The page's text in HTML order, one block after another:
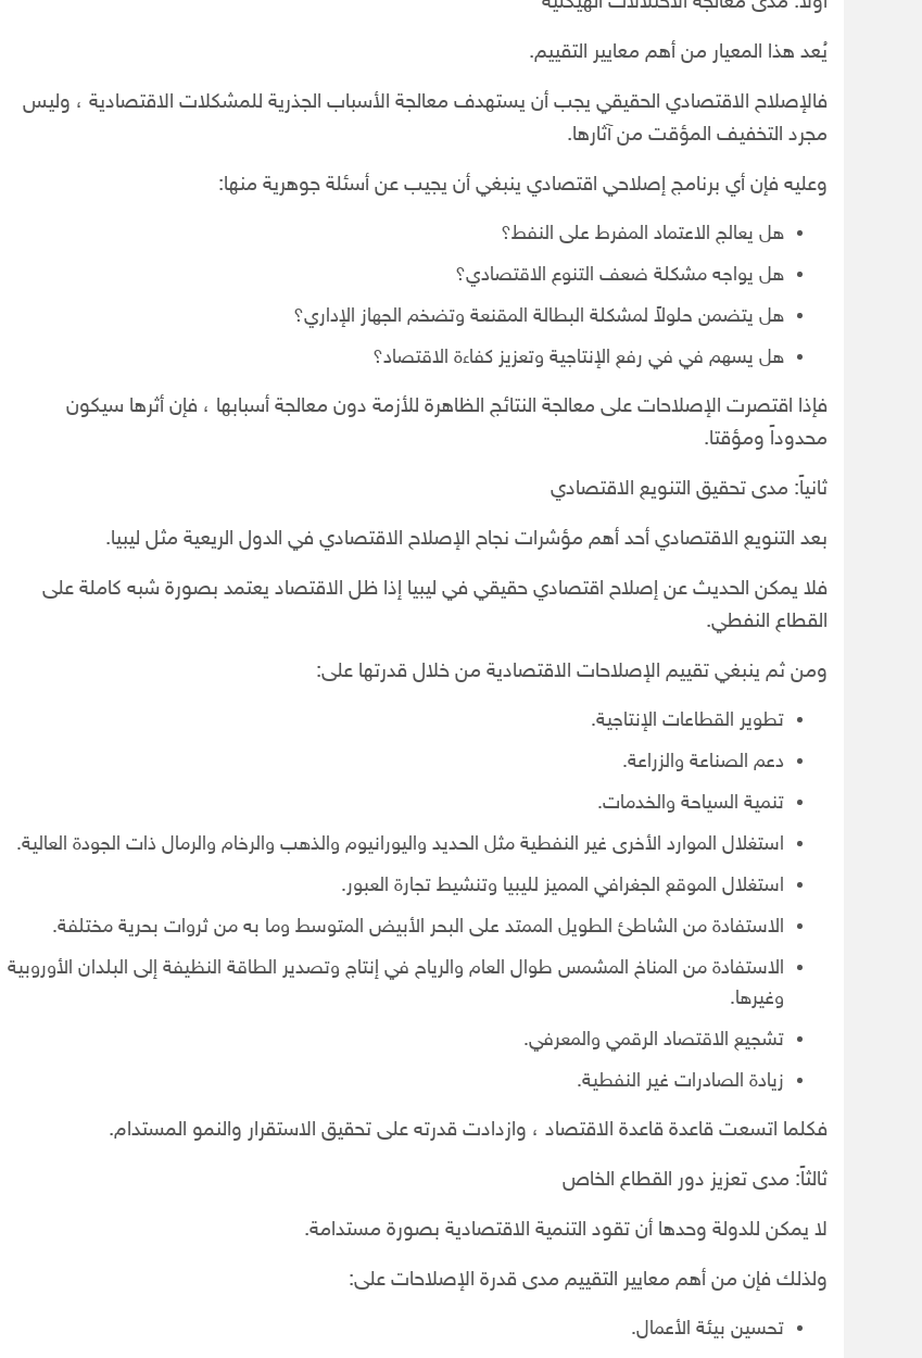
يُعد هذا المعيار من أهم معايير التقييم.
فالإصلاح الاقتصادي الحقيقي يجب أن يستهدف معالجة الأسباب الجذرية للمشكلات الاقتصادية ، وليس
مجرد التخفيف المؤقت من آثارها.
وعليه فإن أي برنامج إصلاحي اقتصادي ينبغي أن يجيب عن أسئلة جوهرية منها:
هل يعالج الاعتماد المفرط على النفط؟
هل يواجه مشكلة ضعف التنوع الاقتصادي؟
هل يتضمن حلولاً لمشكلة البطالة المقنعة وتضخم الجهاز الإداري؟
هل يسهم في في رفع الإنتاجية وتعزيز كفاءة الاقتصاد؟
فإذا اقتصرت الإصلاحات على معالجة النتائج الظاهرة للأزمة دون معالجة أسبابها ، فإن أثرها سيكون
محدوداً ومؤقتا.
ثانياً: مدى تحقيق التنويع الاقتصادي
بعد التنويع الاقتصادي أحد أهم مؤشرات نجاح الإصلاح الاقتصادي في الدول الريعية مثل ليبيا.
فلا يمكن الحديث عن إصلاح اقتصادي حقيقي في ليبيا إذا ظل الاقتصاد يعتمد بصورة شبه كاملة على
القطاع النفطي.
ومن ثم ينبغي تقييم الإصلاحات الاقتصادية من خلال قدرتها على:
تطوير القطاعات الإنتاجية.
دعم الصناعة والزراعة.
تنمية السياحة والخدمات.
استغلال الموارد الأخرى غير النفطية مثل الحديد واليورانيوم والذهب والرخام والرمال ذات الجودة العالية.
استغلال الموقع الجغرافي المميز لليبيا وتنشيط تجارة العبور.
الاستفادة من الشاطئ الطويل الممتد على البحر الأبيض المتوسط وما به من ثروات بحرية مختلفة.
الاستفادة من المناخ المشمس طوال العام والرياح في إنتاج وتصدير الطاقة النظيفة إلى البلدان الأوروبية
وغيرها.
تشجيع الاقتصاد الرقمي والمعرفي.
زيادة الصادرات غير النفطية.
فكلما اتسعت قاعدة قاعدة الاقتصاد ، وازدادت قدرته على تحقيق الاستقرار والنمو المستدام.
ثالثاً: مدى تعزيز دور القطاع الخاص
لا يمكن للدولة وحدها أن تقود التنمية الاقتصادية بصورة مستدامة.
ولذلك فإن من أهم معايير التقييم مدى قدرة الإصلاحات على:
تحسين بيئة الأعمال.